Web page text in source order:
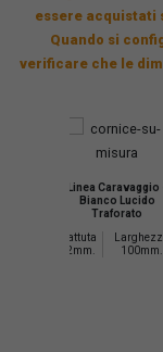
essere acquistati
Quando si
verificare che le